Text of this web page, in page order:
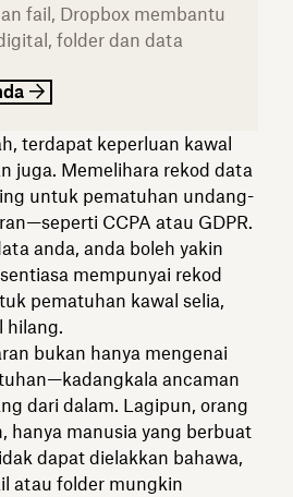
fail, Dropbox membantu
folder dan data
terdapat keperluan kawal
juga. Memelihara rekod data
untuk pematuhan undang-
CCPA atau GDPR.
anda, anda boleh yakin
mempunyai rekod
pematuhan kawal selia,
hilang.
bukan hanya mengenai
ancaman
dari dalam. Lagipun, orang
hanya manusia yang berbuat
dapat dielakkan bahawa,
atau folder mungkin